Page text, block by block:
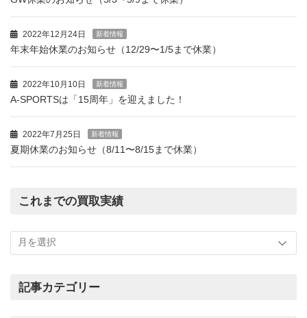
2022年12月24日 新着情報
年末年始休業のお知らせ（12/29〜1/5まで休業）
2022年10月10日 新着情報
A-SPORTSは「15周年」を迎えました！
2022年7月25日 新着情報
夏期休業のお知らせ（8/11〜8/15まで休業）
これまでの買取実績
ま
の記事カテゴリー